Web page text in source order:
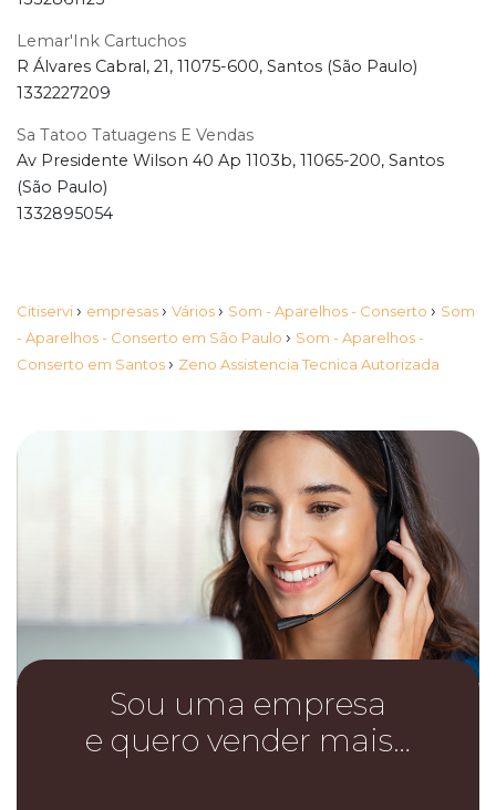
Lemar'Ink Cartuchos
R Álvares Cabral, 21, 11075-600, Santos (São Paulo)
1332227209
Sa Tatoo Tatuagens E Vendas
Av Presidente Wilson 40 Ap 1103b, 11065-200, Santos
(São Paulo)
1332895054
Citiservi › empresas › Vários › Som - Aparelhos - Conserto › Som
- Aparelhos - Conserto em São Paulo › Som - Aparelhos -
Conserto em Santos › Zeno Assistencia Tecnica Autorizada
Sou uma empresa
e quero vender mais…